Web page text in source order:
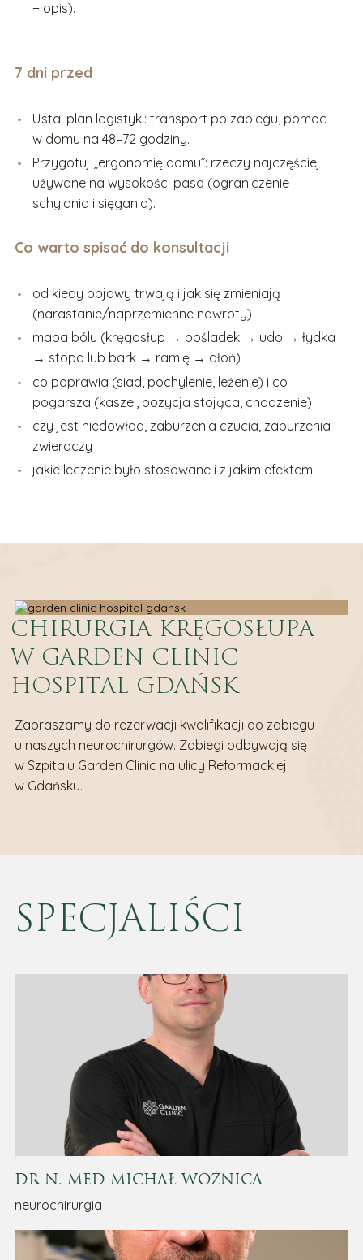
+ opis).
7 dni przed
Ustal plan logistyki: transport po zabiegu, pomoc
w domu na 48–72 godziny.
Przygotuj „ergonomię domu”: rzeczy najczęściej
używane na wysokości pasa (ograniczenie
schylania i sięgania).
Co warto spisać do konsultacji
od kiedy objawy trwają i jak się zmieniają
(narastanie/naprzemienne nawroty)
mapa bólu (kręgosłup → pośladek → udo → łydka
→ stopa lub bark → ramię → dłoń)
co poprawia (siad, pochylenie, leżenie) i co
pogarsza (kaszel, pozycja stojąca, chodzenie)
czy jest niedowład, zaburzenia czucia, zaburzenia
zwieraczy
jakie leczenie było stosowane i z jakim efektem
CHIRURGIA KRĘGOSŁUPA
W GARDEN CLINIC
HOSPITAL GDAŃSK
Zapraszamy do rezerwacji kwalifikacji do zabiegu
u naszych neurochirurgów. Zabiegi odbywają się
w Szpitalu Garden Clinic na ulicy Reformackiej
w Gdańsku.
SPECJALIŚCI
DR N. MED MICHAŁ WOŹNICA
neurochirurgia